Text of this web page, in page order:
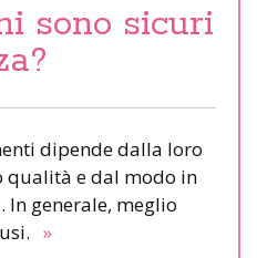
sono sicuri
dipende dalla loro
qualità e dal modo in
In generale, meglio
»